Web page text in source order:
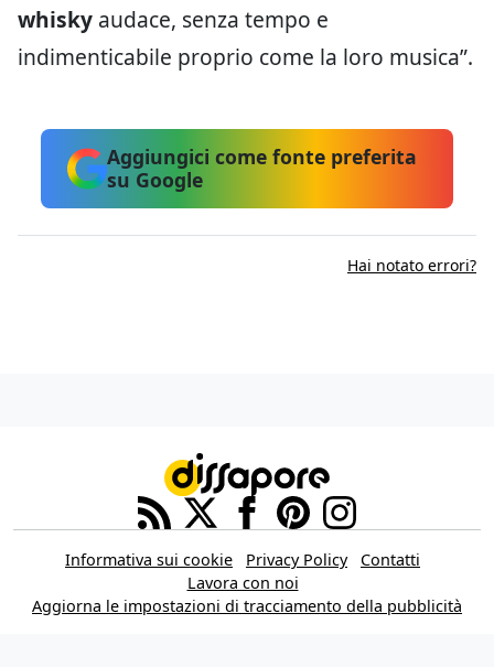
whisky audace, senza tempo e
indimenticabile proprio come la loro musica”.
Aggiungici come fonte preferita
su Google
Hai notato errori?
Informativa sui cookie Privacy Policy
Contatti
Lavora con noi
Aggiorna le impostazioni di tracciamento della pubblicità